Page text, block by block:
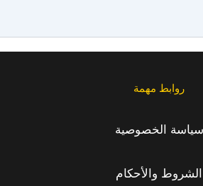
روابط مهمة
سياسة الخصوصية
الشروط والأحكام